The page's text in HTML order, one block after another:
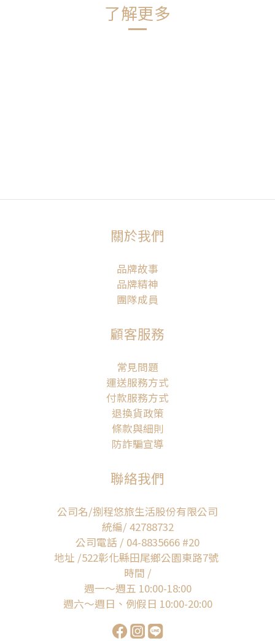
了解更多
關於我們
品牌故事
品牌精神
團隊成員
顧客服務
常見問題
運送服務方式
付款服務方式
退換貨政策
條款與細則
防詐騙宣導
聯絡我們
公司名/捌程悠旅生活股份有限公司
統編/ 42788732
公司電話 / 04-8835666 #20
地址 /522彰化縣田尾鄉公園東路7號
時間 /
週一～週五 10:00-18:00
週六～週日、例假日 10:00-20:00